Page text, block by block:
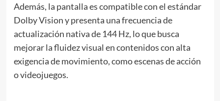
Además, la pantalla es compatible con el estándar
Dolby Vision y presenta una frecuencia de
actualización nativa de 144 Hz, lo que busca
mejorar la fluidez visual en contenidos con alta
exigencia de movimiento, como escenas de acción
o videojuegos.